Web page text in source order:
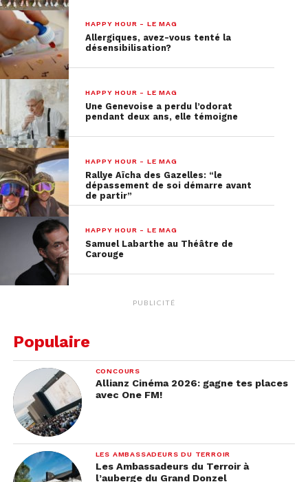
HAPPY HOUR - LE MAG
Allergiques, avez-vous tenté la
désensibilisation?
HAPPY HOUR - LE MAG
Une Genevoise a perdu l’odorat
pendant deux ans, elle témoigne
HAPPY HOUR - LE MAG
Rallye Aïcha des Gazelles: “le
dépassement de soi démarre avant
de partir”
HAPPY HOUR - LE MAG
Samuel Labarthe au Théâtre de
Carouge
PUBLICITÉ
Populaire
CONCOURS
Allianz Cinéma 2026: gagne tes places
avec One FM!
LES AMBASSADEURS DU TERROIR
Les Ambassadeurs du Terroir à
l’auberge du Grand Donzel